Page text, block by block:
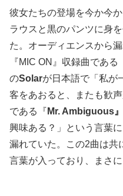
彼女たちの登場を今か今
ラウスと黒のパンツに身
た。オーディエンスから
『MIC ON』収録曲である
のSolarが日本語で「私が
客をあおると、またも歓
である『 Mr. Ambiguous』
興味ある？」という言葉
漏れていた。この2曲は共
言葉が入っており、まさ